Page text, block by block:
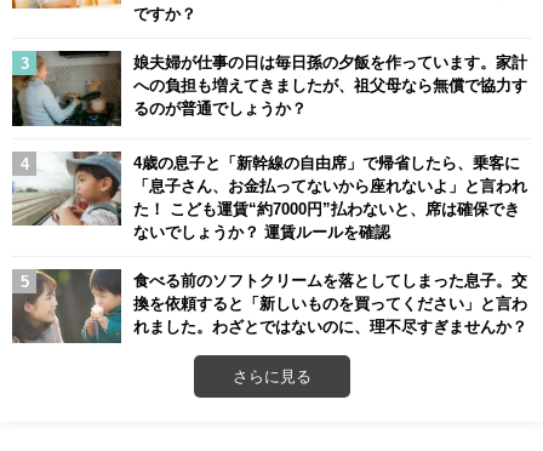
ですか？
娘夫婦が仕事の日は毎日孫の夕飯を作っています。家計
への負担も増えてきましたが、祖父母なら無償で協力す
るのが普通でしょうか？
4歳の息子と「新幹線の自由席」で帰省したら、乗客に
「息子さん、お金払ってないから座れないよ」と言われ
た！ こども運賃“約7000円”払わないと、席は確保でき
ないでしょうか？ 運賃ルールを確認
食べる前のソフトクリームを落としてしまった息子。交
換を依頼すると「新しいものを買ってください」と言わ
れました。わざとではないのに、理不尽すぎませんか？
さらに見る